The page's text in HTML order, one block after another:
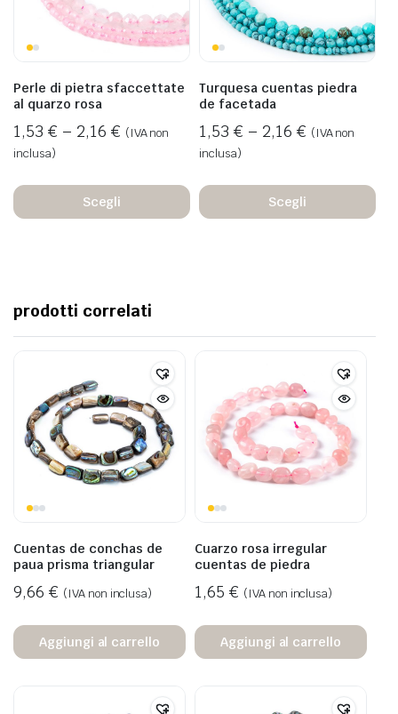
Perle di pietra sfaccettate
al quarzo rosa
1,53 € – 2,16 € (IVA non
inclusa)
Scegli
Turquesa cuentas piedra
de facetada
1,53 € – 2,16 € (IVA non
inclusa)
Scegli
prodotti correlati
Cuentas de conchas de
paua prisma triangular
9,66 € (IVA non inclusa)
Aggiungi al carrello
Cuarzo rosa irregular
cuentas de piedra
1,65 € (IVA non inclusa)
Aggiungi al carrello